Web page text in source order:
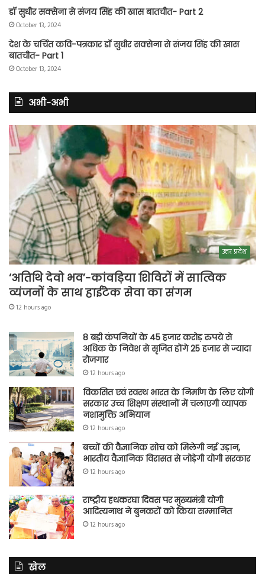
डॉ सुधीर सक्सेना से संजय सिंह की खास बातचीत- Part 2
October 13, 2024
देश के चर्चित कवि-पत्रकार डॉ सुधीर सक्सेना से संजय सिंह की खास
बातचीत- Part 1
October 13, 2024
अभी-अभी
उत्तर प्रदेश
‘अतिथि देवो भव’-कांवड़िया शिविरों में सात्विक
व्यंजनों के साथ हाईटेक सेवा का संगम
12 hours ago
8 बड़ी कंपनियों के 45 हजार करोड़ रुपये से
अधिक के निवेश से सृजित होंगे 25 हजार से ज्यादा
रोजगार
12 hours ago
विकसित एवं स्वस्थ भारत के निर्माण के लिए योगी
सरकार उच्च शिक्षण संस्थानों में चलाएगी व्यापक
नशामुक्ति अभियान
12 hours ago
बच्चों की वैज्ञानिक सोच को मिलेगी नई उड़ान,
भारतीय वैज्ञानिक विरासत से जोड़ेगी योगी सरकार
12 hours ago
राष्ट्रीय हथकरघा दिवस पर मुख्यमंत्री योगी
आदित्यनाथ ने बुनकरों को किया सम्मानित
12 hours ago
खेल